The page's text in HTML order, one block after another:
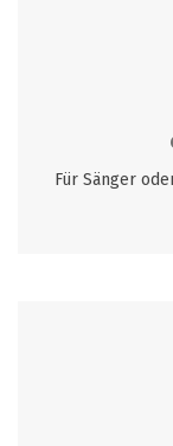
Für Sänger